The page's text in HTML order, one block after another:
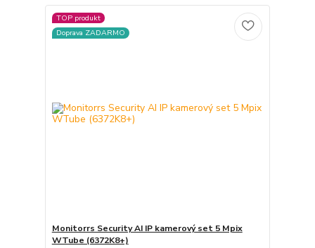
TOP produkt
Doprava ZADARMO
Monitorrs Security AI IP kamerový set 5 Mpix
WTube (6372K8+)